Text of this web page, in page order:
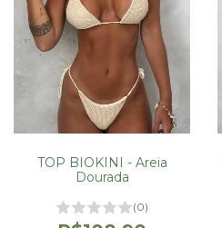
TOP BIOKINI - Areia
Dourada
(0)